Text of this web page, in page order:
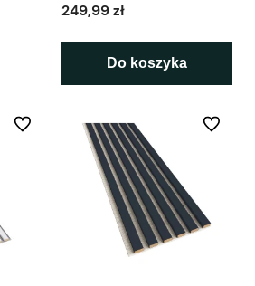
249,99 zł
Do koszyka
Do ulubionych Do